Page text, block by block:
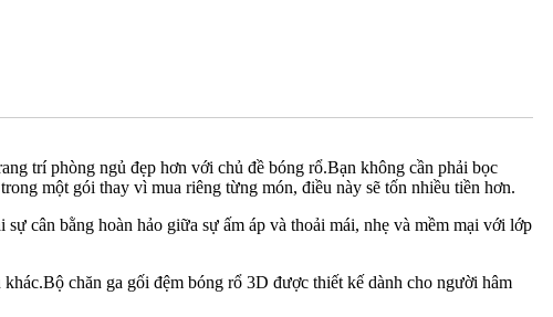
trí phòng ngủ đẹp hơn với chủ đề bóng rổ.Bạn không cần phải bọc
một gói thay vì mua riêng từng món, điều này sẽ tốn nhiều tiền hơn.
cân bằng hoàn hảo giữa sự ấm áp và thoải mái, nhẹ và mềm mại với lớp
chăn ga gối đệm bóng rổ 3D được thiết kế dành cho người hâm